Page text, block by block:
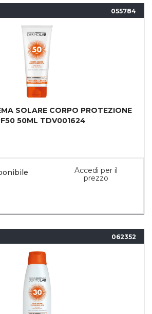
055784
SOLARE CORPO PROTEZIONE
50ML TDV001624
Accedi per il
prezzo
062352